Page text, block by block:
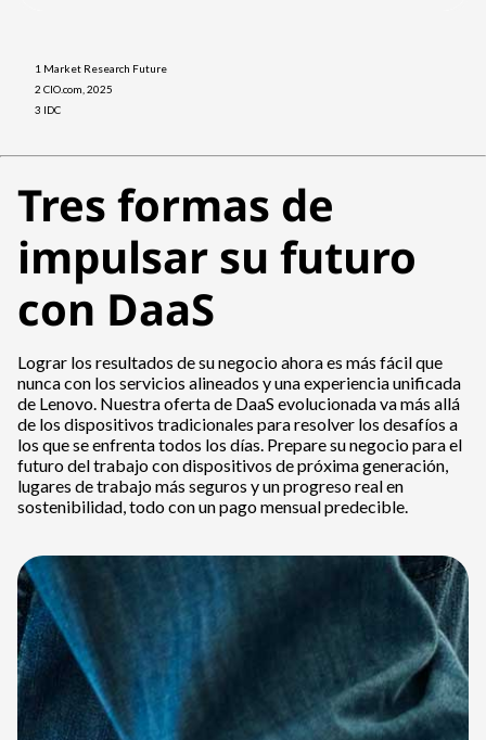
1 Market Research Future
2 CIO.com, 2025
3 IDC
Tres formas de
impulsar su futuro
con DaaS
Lograr los resultados de su negocio ahora es más fácil que
nunca con los servicios alineados y una experiencia unificada
de Lenovo. Nuestra oferta de DaaS evolucionada va más allá
de los dispositivos tradicionales para resolver los desafíos a
los que se enfrenta todos los días. Prepare su negocio para el
futuro del trabajo con dispositivos de próxima generación,
lugares de trabajo más seguros y un progreso real en
sostenibilidad, todo con un pago mensual predecible.